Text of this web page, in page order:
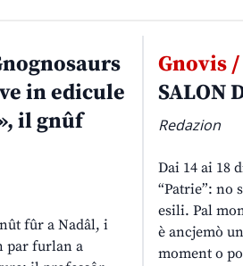
in edicule
il gnûf
fûr a Nadâl, i
par furlan a
Gnovis /
SALON
Redazion
Dai 14 ai 18
“Patrie”:
esili. Pal
è ancjemò
moment o